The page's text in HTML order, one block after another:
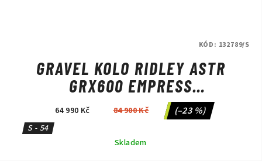
GRAVEL KOLO RIDLEY ASTR
GRX600 EMPRESS
GREY/ANTHRACITE METALLIC
64 990 Kč 84 900 Kč (–23 %)
S - 54
Skladem
KÓD: 132789/S